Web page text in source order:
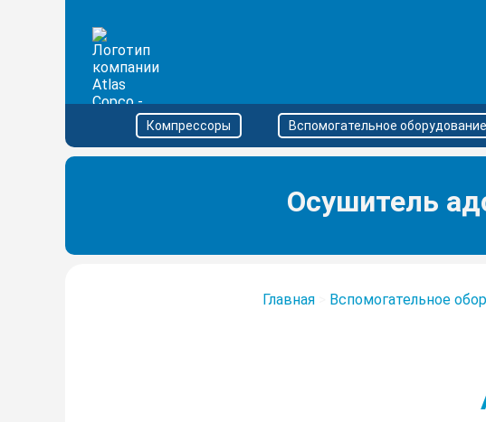
Компрессоры Вспомогательное оборудование
Осушитель
Главная> Вспомогательное